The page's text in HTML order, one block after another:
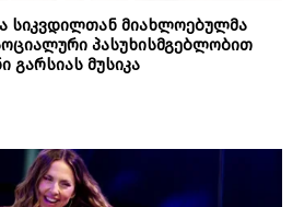
სიკვდილთან მიახლოებულმა
პასუხისმგებლობით
გარსიას მუსიკა